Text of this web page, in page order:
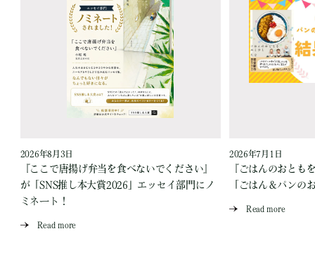
2026年8月3日
『ここで唐揚げ弁当を食べないでください』
が「SNS推し本大賞2026」エッセイ部門にノ
ミネート！
Read more
2026年7月1日
『ごはんのおとも
「ごはん＆パンの
Read more